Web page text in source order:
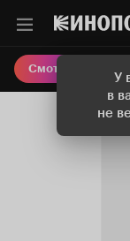
У
в
не
Смотреть кино